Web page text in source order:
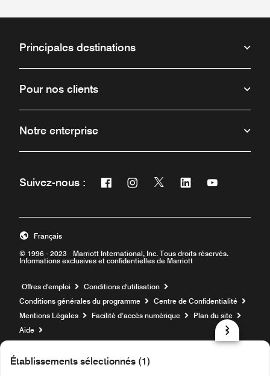
Établissements sélectionnés (1)
Principales destinations
Pour nos clients
Notre enterprise
Suivez-nous : Facebook
Ouvre une nouvelle fenêtre
Instagram
Ouvre une nouvelle fenêtre
Twitter
Ouvre une nouvelle
Linkedin
Ouvre uneOuvre une
© 1996 - 2023 Marriott International, Inc. Tous droits réservés.
Informations exclusives et confidentielles de Marriott
Français
Offres d'emploi Ouvre une nouvelle fenêtre
Conditions d'utilisation
Conditions générales du programme
Centre de Confidentialité
Mentions Légales
Facilité d’accès numérique
Plan du site
Aide